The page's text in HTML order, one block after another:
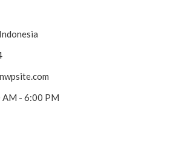
- 6:00 PM